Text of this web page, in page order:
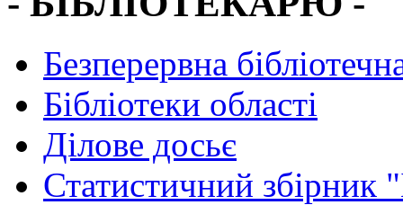
Безперервна
Бібліотеки області
Ділове досьє
Статистичний